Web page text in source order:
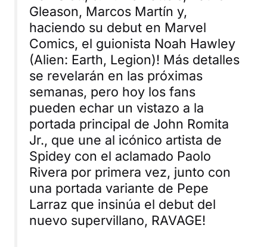
Gleason, Marcos Martín y,
haciendo su debut en Marvel
Comics, el guionista Noah Hawley
(Alien: Earth, Legion)! Más detalles
se revelarán en las próximas
semanas, pero hoy los fans
pueden echar un vistazo a la
portada principal de John Romita
Jr., que une al icónico artista de
Spidey con el aclamado Paolo
Rivera por primera vez, junto con
una portada variante de Pepe
Larraz que insinúa el debut del
nuevo supervillano, RAVAGE!